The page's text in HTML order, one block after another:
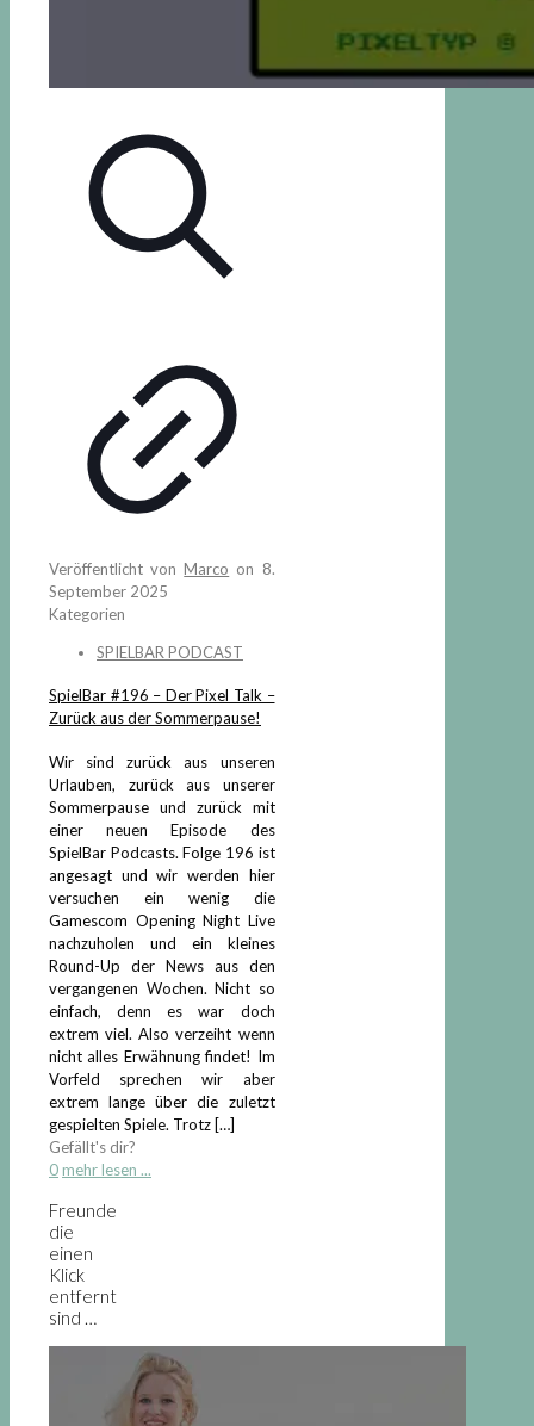
Veröffentlicht vonMarco on 8.
September 2025
Kategorien
SPIELBAR PODCAST
SpielBar #196 – Der Pixel Talk –
Zurück aus der Sommerpause!
Wir sind zurück aus unseren
Urlauben, zurück aus unserer
Sommerpause und zurück mit
einer neuen Episode des
SpielBar Podcasts. Folge 196 ist
angesagt und wir werden hier
versuchen ein wenig die
Gamescom Opening Night Live
nachzuholen und ein kleines
Round-Up der News aus den
vergangenen Wochen. Nicht so
einfach, denn es war doch
extrem viel. Also verzeiht wenn
nicht alles Erwähnung findet! Im
Vorfeld sprechen wir aber
extrem lange über die zuletzt
gespielten Spiele. Trotz[…]
Gefällt's dir?
0 mehr lesen ...
Freunde
die
einen
Klick
entfernt
sind …